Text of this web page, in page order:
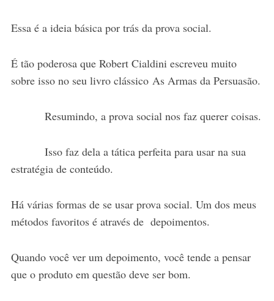
Essa é a ideia básica por trás da prova social.
É tão poderosa que Robert Cialdini escreveu muito
sobre isso no seu livro clássico As Armas da Persuasão.
Resumindo, a prova social nos faz querer coisas.
Isso faz dela a tática perfeita para usar na sua
estratégia de conteúdo.
Há várias formas de se usar prova social. Um dos meus
métodos favoritos é através de depoimentos.
Quando você ver um depoimento, você tende a pensar
que o produto em questão deve ser bom.